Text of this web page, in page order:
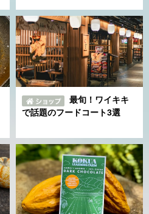
最旬！ワイキキ
で話題のフードコート3選